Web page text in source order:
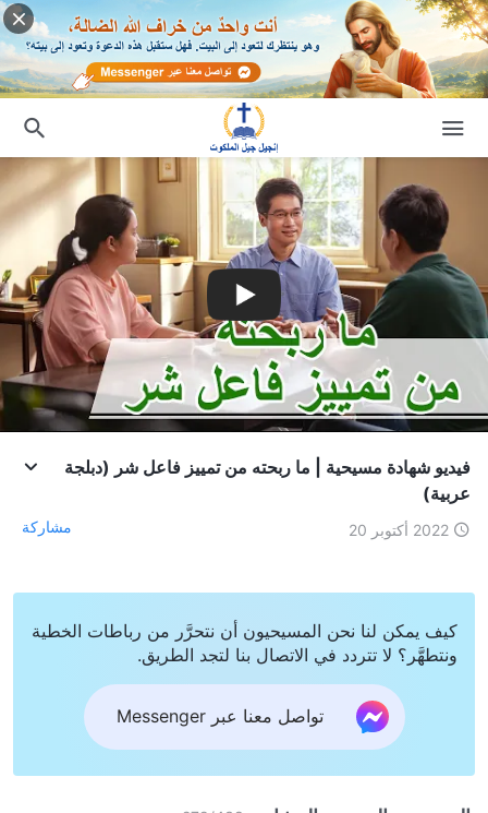
فيديو شهادة مسيحية | ما ربحته من تمييز فاعل شر (دبلجة
عربية)
2022 أكتوبر 20 مشاركة
كيف يمكن لنا نحن المسيحيون أن نتحرَّر من رباطات الخطية
ونتطهَّر؟ لا تتردد في الاتصال بنا لتجد الطريق.
تواصل معنا عبر Messenger